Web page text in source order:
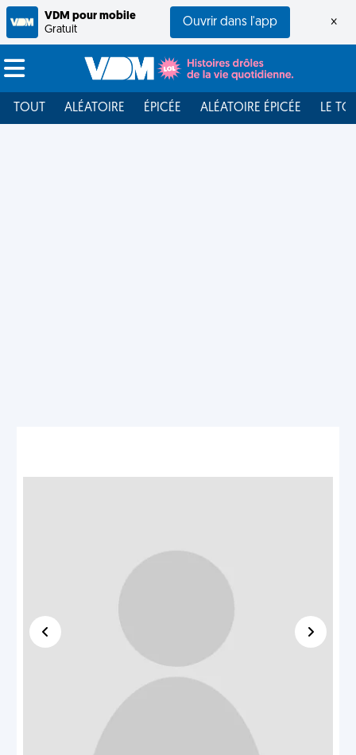
VDM pour mobile
Gratuit
Ouvrir dans l'app ×
TOUT ALÉATOIRE ÉPICÉE ALÉATOIRE ÉPICÉE LE